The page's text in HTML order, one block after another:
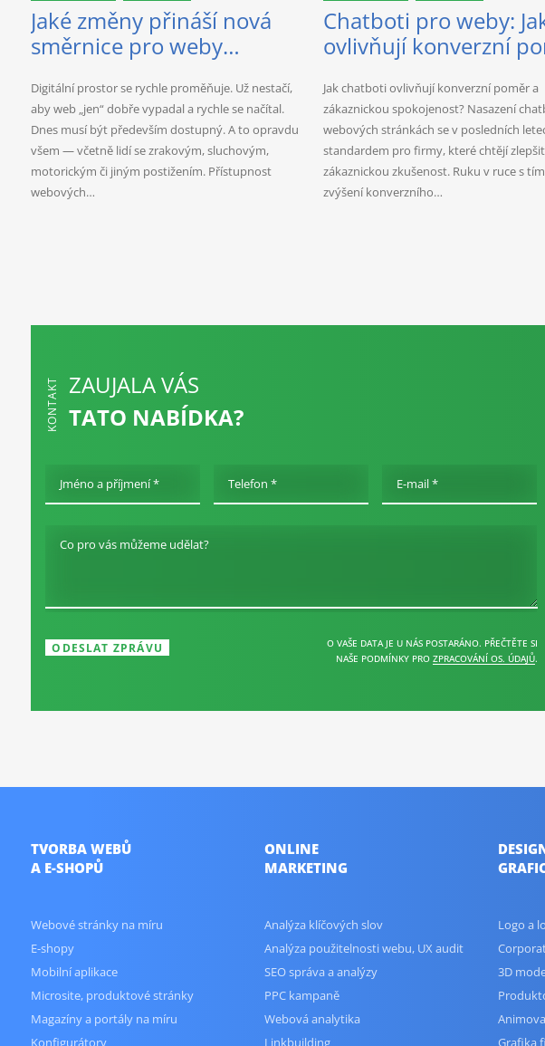
Jaké změny přináší nová
směrnice pro weby
Digitální prostor se rychle proměňuje. Už nestačí,
aby web „jen“ dobře vypadal a rychle se načítal.
Dnes musí být především dostupný. A to opravdu
všem — včetně lidí se zrakovým, sluchovým,
motorickým či jiným postižením. Přístupnost
webových…
Chatboti pro weby:
ovlivňují konverzní
řešení
Jak chatboti ovlivňují konverzní poměr a
zákaznickou spokojenost? Nasazení
webových stránkách se v posledních
standardem pro firmy, které chtějí zlepšit
zákaznickou zkušenost. Ruku v ruce s
zvýšení konverzního…
KONTAKT ZAUJALA VÁS
TATO NABÍDKA?
Jméno a příjmení * Telefon * E-mail *
Co pro vás můžeme udělat?
O VAŠE DATA JE U NÁS POSTARÁNO. PŘEČTĚTE SI
NAŠE PODMÍNKY PRO ZPRACOVÁNÍ OS. ÚDAJŮ.
TVORBA WEBŮ
A E-SHOPŮ
Webové stránky na míru
E-shopy
Mobilní aplikace
Microsite, produktové stránky
Magazíny a portály na míru
Konfigurátory
ONLINE
MARKETING
Analýza klíčových slov
Analýza použitelnosti webu, UX audit
SEO správa a analýzy
PPC kampaně
Webová analytika
Linkbuilding
Logo a
3D
Grafika